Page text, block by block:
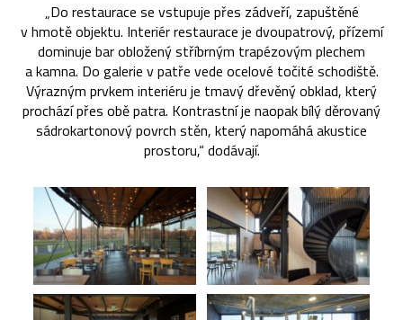
„Do restaurace se vstupuje přes zádveří, zapuštěné
v hmotě objektu. Interiér restaurace je dvoupatrový, přízemí
dominuje bar obložený stříbrným trapézovým plechem
a kamna. Do galerie v patře vede ocelové točité schodiště.
Výrazným prvkem interiéru je tmavý dřevěný obklad, který
prochází přes obě patra. Kontrastní je naopak bílý děrovaný
sádrokartonový povrch stěn, který napomáhá akustice
prostoru,“ dodávají.